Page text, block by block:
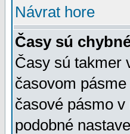
Návrat hore
Časy sú
Časy sú takmer
časovom
časové pásmo
podobné